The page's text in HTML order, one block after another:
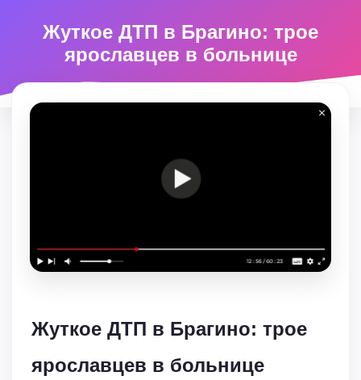
Жуткое ДТП в Брагино: трое
ярославцев в больнице
Жуткое ДТП в Брагино: трое
ярославцев в больнице